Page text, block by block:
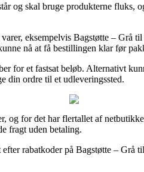
skal bruge produkterne fluks,
eksempelvis Bagstøtte –
nå at få bestillingen klar før
for et fastsat beløb. Alternativt
din ordre til et udleveringssted.
og for det har flertallet af
fragt uden betaling.
rabatkoder på Bagstøtte –